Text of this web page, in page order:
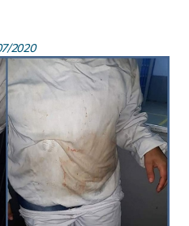
2020